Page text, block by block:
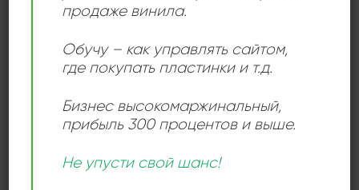
Пластиночка
Продается: Интернет-магазин
Продано
Add to
wishlist
продаже винила.
Обучу – как управлять сайтом,
где покупать пластинки и т.д.
Бизнес высокомаржинальный,
прибыль 300 процентов и выше.
Не упусти свой шанс!